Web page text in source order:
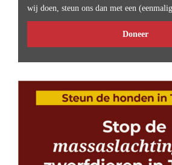
wij doen, steun ons dan met een
Doneer